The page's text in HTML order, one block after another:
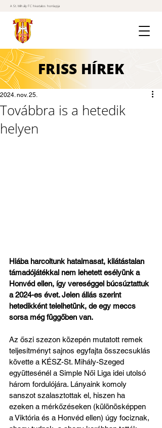
A St. Mihály FC hivatalos honlapja
FRISS HÍREK
Továbbra is a hetedik
helyen
2024. nov. 25.
Hiába harcoltunk hatalmasat, kilátástalan
támadójátékkal nem lehetett esélyünk a
Honvéd ellen, így vereséggel búcsúztattuk
a 2024-es évet. Jelen állás szerint
hetedikként telelhetünk, de egy meccs
sorsa még függőben van.
Az őszi szezon közepén mutatott remek
teljesítményt sajnos egyfajta összecsuklás
követte a KÉSZ-St. Mihály-Szeged
együttesénél a Simple Női Liga idei utolsó
három fordulójára. Lányaink komoly
sanszot szalasztottak el, hiszen ha
ezeken a mérkőzéseken (különösképpen
a Viktória és a Honvéd ellen) úgy fociznak,